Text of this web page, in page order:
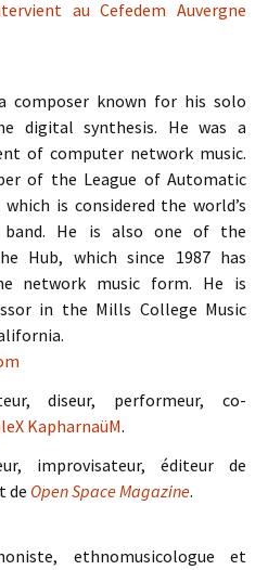
auCefedem Auvergne
composer known for his solo
digital synthesis. He was a
of computer network music.
of the League of Automatic
is considered the world’s
He is also one of the
Hub, which since 1987 has
network music form. He is
in the Mills College Music
diseur, performeur, co-
KapharnaüM.
improvisateur, éditeur de
de Open Space Magazine.
ethnomusicologue et